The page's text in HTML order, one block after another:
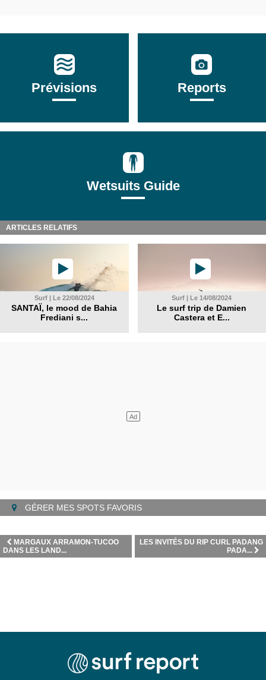
Prévisions Reports
Wetsuits Guide
ARTICLES RELATIFS
Surf | Le 22/08/2024
SANTAÏ, le mood de Bahia
Frediani s...
Surf | Le 14/08/2024
Le surf trip de Damien
Castera et E...
GÉRER MES SPOTS FAVORIS
LES INVITÉS DU RIP CURL PADANG
PADA...
MARGAUX ARRAMON-TUCOO
DANS LES LAND...